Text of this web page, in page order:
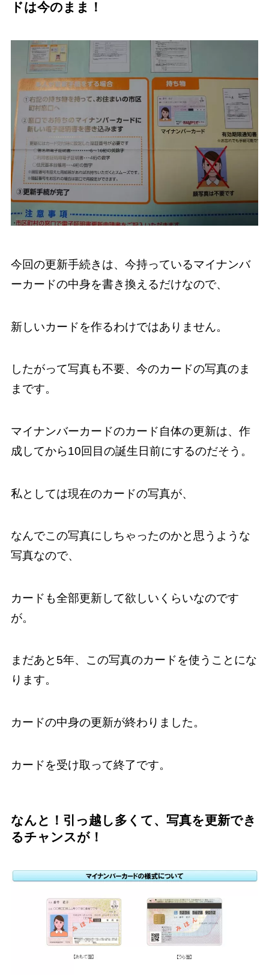
ドは今のまま！
今回の更新手続きは、今持っているマイナンバ
ーカードの中身を書き換えるだけなので、
新しいカードを作るわけではありません。
したがって写真も不要、今のカードの写真のま
まです。
マイナンバーカードのカード自体の更新は、作
成してから10回目の誕生日前にするのだそう。
私としては現在のカードの写真が、
なんでこの写真にしちゃったのかと思うような
写真なので、
カードも全部更新して欲しいくらいなのです
が。
まだあと5年、この写真のカードを使うことにな
ります。
カードの中身の更新が終わりました。
カードを受け取って終了です。
なんと！引っ越し多くて、写真を更新でき
るチャンスが！